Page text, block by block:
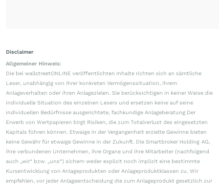
Disclaimer
Allgemeiner Hinweis:
Die bei wallstreetONLINE veröffentlichten Inhalte richten sich an sämtliche
Leser, unabhängig von ihrer konkreten Vermögenssituation, ihrem
Anlageverhalten oder ihren Anlagezielen. Sie berücksichtigen in keiner Weise die
individuelle Situation des einzelnen Lesers und ersetzen keine auf seine
individuellen Bedürfnisse ausgerichtete, fachkundige Anlageberatung.Der
Erwerb von Wertpapieren birgt Risiken, die zum Totalverlust des eingesetzten
Kapitals führen können. Etwaige in der Vergangenheit erzielte Gewinne bieten
keine Gewähr für etwaige Gewinne in der Zukunft. Die Smartbroker Holding AG,
ihre verbundenen Unternehmen, ihre Organe und ihre Mitarbeiter (nachfolgend
auch „wir“ bzw. „uns“) sichern weder explizit noch implizit eine bestimmte
Kursentwicklung von Anlageprodukten oder Anlageproduktklassen zu. Wir
empfehlen, vor jeder Anlageentscheidung die zum Anlageprodukt gesetzlich zur